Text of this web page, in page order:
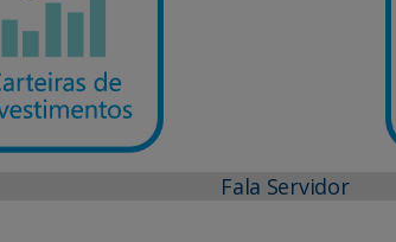
Fala Servidor